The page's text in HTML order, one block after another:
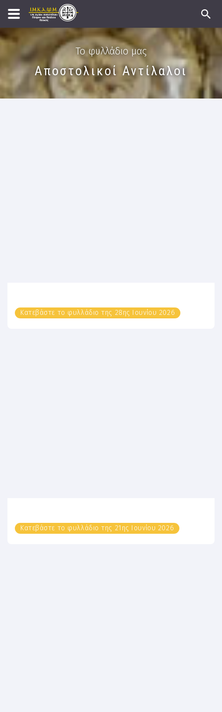
Το φυλλάδιο μας
Αποστολικοί Αντίλαλοι
Κατεβάστε το φυλλάδιο της 28ης Ιουνίου 2026
Κατεβάστε το φυλλάδιο της 21ης Ιουνίου 2026